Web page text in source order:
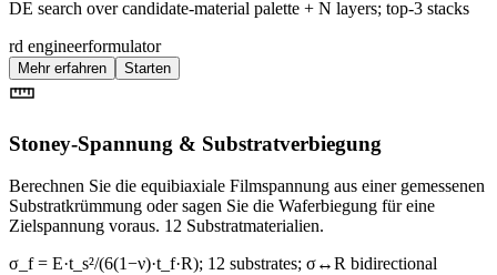
DE search over candidate-material palette + N layers; top-3 stacks
rd engineerformulator
Mehr erfahren Starten
Stoney-Spannung & Substratverbiegung
Berechnen Sie die equibiaxiale Filmspannung aus einer gemessenen
Substratkrümmung oder sagen Sie die Waferbiegung für eine
Zielspannung voraus. 12 Substratmaterialien.
σ_f = E·t_s²/(6(1−ν)·t_f·R); 12 substrates; σ↔R bidirectional